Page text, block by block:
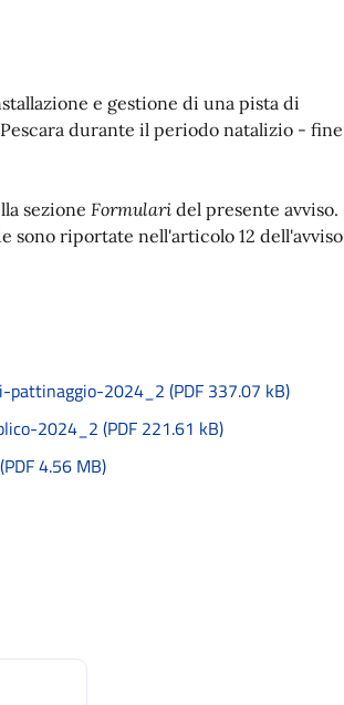
e gestione di una pista di
durante il periodo natalizio - fine
sezione Formulari del presente avviso.
sono riportate nell'articolo 12 dell'avviso
pattinaggio-2024_2 (PDF 337.07 kB)
2024_2 (PDF 221.61 kB)
4.56 MB)